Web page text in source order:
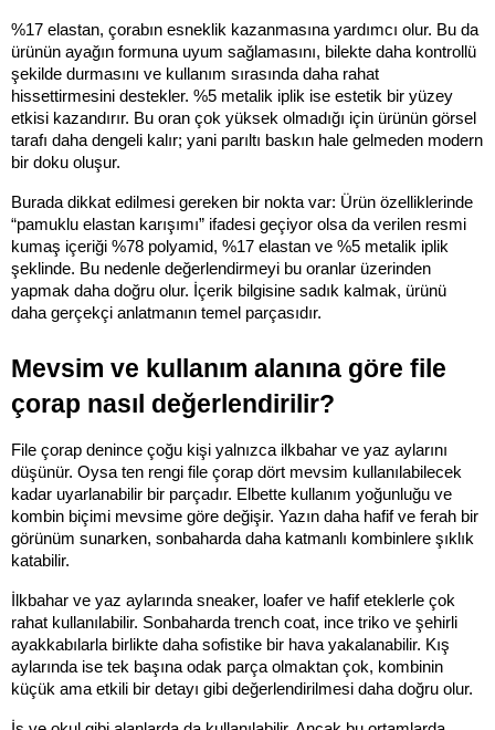
%17 elastan, çorabın esneklik kazanmasına yardımcı olur. Bu da
ürünün ayağın formuna uyum sağlamasını, bilekte daha kontrollü
şekilde durmasını ve kullanım sırasında daha rahat
hissettirmesini destekler. %5 metalik iplik ise estetik bir yüzey
etkisi kazandırır. Bu oran çok yüksek olmadığı için ürünün görsel
tarafı daha dengeli kalır; yani parıltı baskın hale gelmeden modern
bir doku oluşur.
Burada dikkat edilmesi gereken bir nokta var: Ürün özelliklerinde
“pamuklu elastan karışımı” ifadesi geçiyor olsa da verilen resmi
kumaş içeriği %78 polyamid, %17 elastan ve %5 metalik iplik
şeklinde. Bu nedenle değerlendirmeyi bu oranlar üzerinden
yapmak daha doğru olur. İçerik bilgisine sadık kalmak, ürünü
daha gerçekçi anlatmanın temel parçasıdır.
Mevsim ve kullanım alanına göre file
çorap nasıl değerlendirilir?
File çorap denince çoğu kişi yalnızca ilkbahar ve yaz aylarını
düşünür. Oysa ten rengi file çorap dört mevsim kullanılabilecek
kadar uyarlanabilir bir parçadır. Elbette kullanım yoğunluğu ve
kombin biçimi mevsime göre değişir. Yazın daha hafif ve ferah bir
görünüm sunarken, sonbaharda daha katmanlı kombinlere şıklık
katabilir.
İlkbahar ve yaz aylarında sneaker, loafer ve hafif eteklerle çok
rahat kullanılabilir. Sonbaharda trench coat, ince triko ve şehirli
ayakkabılarla birlikte daha sofistike bir hava yakalanabilir. Kış
aylarında ise tek başına odak parça olmaktan çok, kombinin
küçük ama etkili bir detayı gibi değerlendirilmesi daha doğru olur.